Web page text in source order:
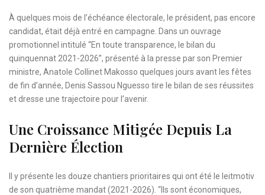
À quelques mois de l’échéance électorale, le président, pas encore
candidat, était déjà entré en campagne. Dans un ouvrage
promotionnel intitulé “En toute transparence, le bilan du
quinquennat 2021-2026”, présenté à la presse par son Premier
ministre, Anatole Collinet Makosso quelques jours avant les fêtes
de fin d’année, Denis Sassou Nguesso tire le bilan de ses réussites
et dresse une trajectoire pour l’avenir.
Une Croissance Mitigée Depuis La
Dernière Élection
Il y présente les douze chantiers prioritaires qui ont été le leitmotiv
de son quatrième mandat (2021-2026). “Ils sont économiques,